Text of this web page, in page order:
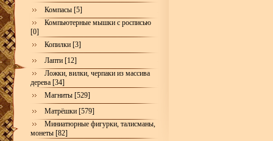
Компасы [5]
Компьютерные мышки с росписью
[0]
Копилки [3]
Лапти [12]
Ложки, вилки, черпаки из массива
дерева [34]
Магниты [529]
Матрёшки [579]
Миниатюрные фигурки, талисманы,
монеты [82]